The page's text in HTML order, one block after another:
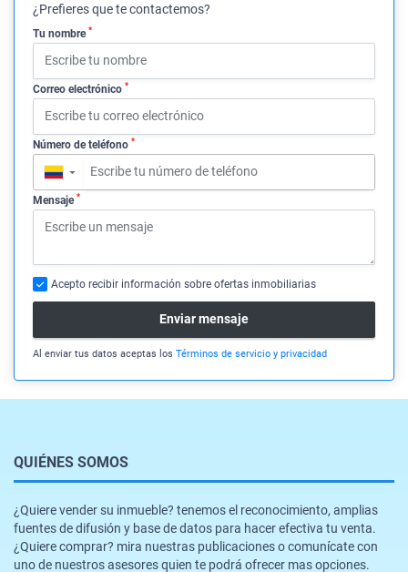
¿Prefieres que te contactemos?
Tu nombre *
Correo electrónico *
Número de teléfono *
▼
Mensaje *
Acepto recibir información sobre ofertas inmobiliarias
Enviar mensaje
Al enviar tus datos aceptas los Términos de servicio y privacidad
QUIÉNES SOMOS
¿Quiere vender su inmueble? tenemos el reconocimiento, amplias
fuentes de difusión y base de datos para hacer efectiva tu venta.
¿Quiere comprar? mira nuestras publicaciones o comunícate con
uno de nuestros asesores quien te podrá ofrecer mas opciones.